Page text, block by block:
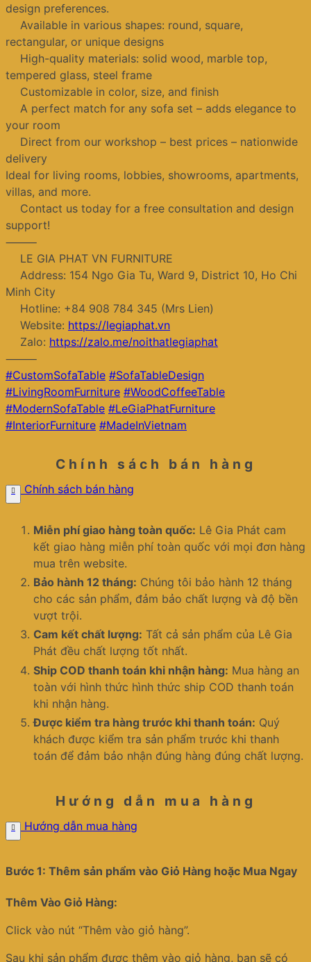
design preferences.
Available in various shapes: round, square,
rectangular, or unique designs
High-quality materials: solid wood, marble top,
tempered glass, steel frame
Customizable in color, size, and finish
A perfect match for any sofa set – adds elegance to
your room
Direct from our workshop – best prices – nationwide
delivery
Ideal for living rooms, lobbies, showrooms, apartments,
villas, and more.
Contact us today for a free consultation and design
support!
⸻
LE GIA PHAT VN FURNITURE
Address: 154 Ngo Gia Tu, Ward 9, District 10, Ho Chi
Minh City
Hotline: +84 908 784 345 (Mrs Lien)
Website: https://legiaphat.vn
Zalo: https://zalo.me/noithatlegiaphat
⸻
#CustomSofaTable #SofaTableDesign
#LivingRoomFurniture #WoodCoffeeTable
#ModernSofaTable #LeGiaPhatFurniture
#InteriorFurniture #MadeInVietnam
Chính sách bán hàng
Chính sách bán hàng
Miễn phí giao hàng toàn quốc: Lê Gia Phát cam
kết giao hàng miễn phí toàn quốc với mọi đơn hàng
mua trên website.
Bảo hành 12 tháng: Chúng tôi bảo hành 12 tháng
cho các sản phẩm, đảm bảo chất lượng và độ bền
vượt trội.
Cam kết chất lượng: Tất cả sản phẩm của Lê Gia
Phát đều chất lượng tốt nhất.
Ship COD thanh toán khi nhận hàng: Mua hàng an
toàn với hình thức hình thức ship COD thanh toán
khi nhận hàng.
Được kiểm tra hàng trước khi thanh toán: Quý
khách được kiểm tra sản phẩm trước khi thanh
toán để đảm bảo nhận đúng hàng đúng chất lượng.
Hướng dẫn mua hàng
Hướng dẫn mua hàng
Bước 1: Thêm sản phẩm vào Giỏ Hàng hoặc Mua Ngay
Thêm Vào Giỏ Hàng:
Click vào nút “Thêm vào giỏ hàng”.
Sau khi sản phẩm được thêm vào giỏ hàng, bạn sẽ có